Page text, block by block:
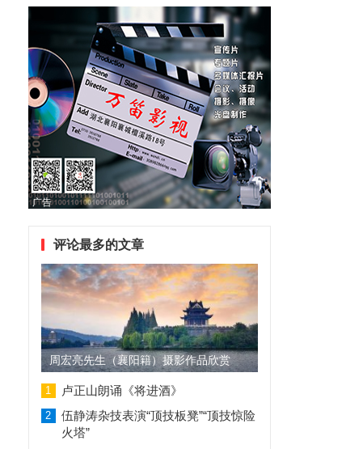
广告
评论最多的文章
周宏亮先生（襄阳籍）摄影作品欣赏
1 卢正山朗诵《将进酒》
2
伍静涛杂技表演“顶技板凳”“顶技惊险
火塔”